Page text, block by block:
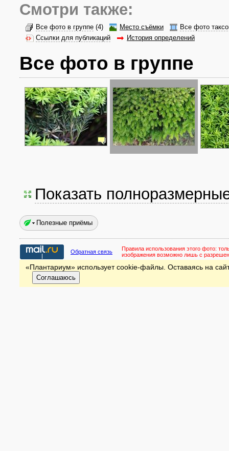
Смотри также:
Все фото в группе (4) Место съёмки
Все фото
Ссылки для публикаций
История определений
Все фото в группе
Показать
Полезные приёмы
Обратная связь Правила использования этого фото:
изображения возможно лишь с
«Плантариум» использует cookie-файлы. Оставаясь на
Соглашаюсь